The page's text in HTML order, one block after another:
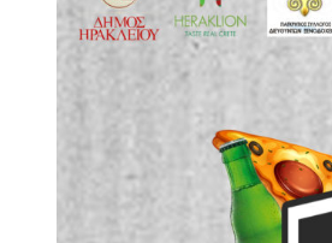
Image